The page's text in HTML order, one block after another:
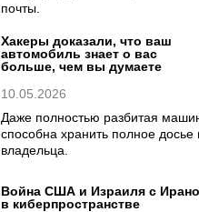
почты.
Хакеры доказали, что ваш
автомобиль знает о вас
больше, чем вы думаете
10.05.2026
Даже полностью разбитая
способна хранить полное досье
владельца.
Война США и Израиля с
в киберпространстве